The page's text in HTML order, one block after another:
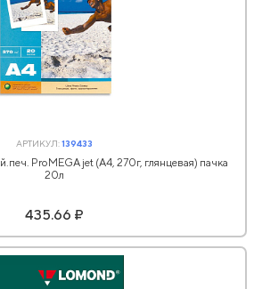
АРТИКУЛ:139433
ProMEGA jet (А4, 270г, глянцевая) пачка
20л
435.66 ₽